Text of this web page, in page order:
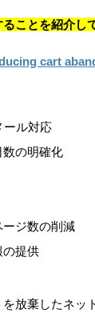
ことを紹介し
cart
ール対応
の明確化
ジ数の削減
の提供
放棄したネッ